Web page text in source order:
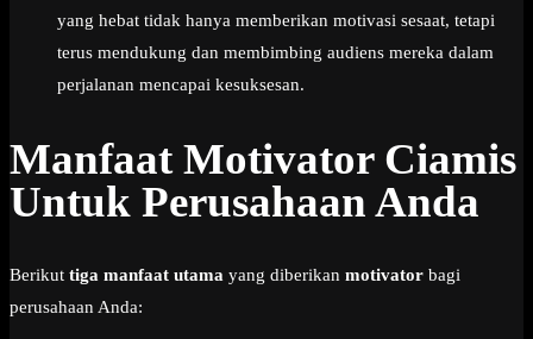
yang hebat tidak hanya memberikan motivasi sesaat, tetapi
terus mendukung dan membimbing audiens mereka dalam
perjalanan mencapai kesuksesan.
Manfaat Motivator Ciamis
Untuk Perusahaan Anda
Berikut tiga manfaat utama yang diberikan motivator bagi
perusahaan Anda: